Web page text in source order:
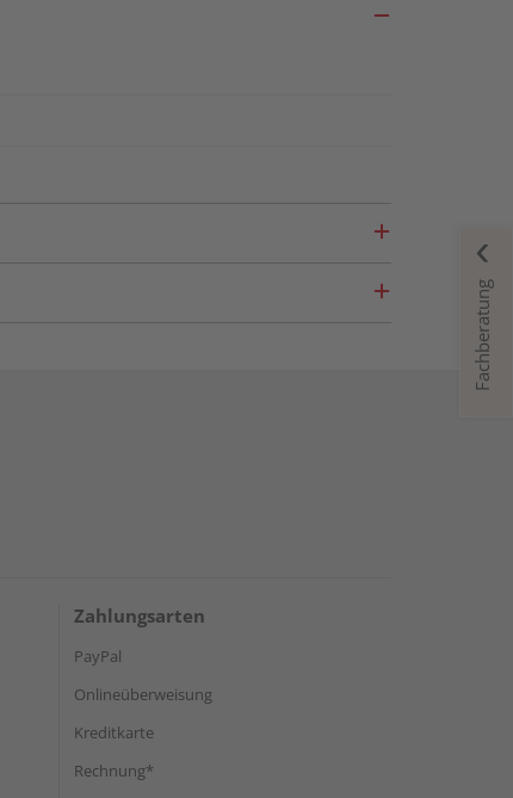
Fachberatung
Zahlungsarten
PayPal
Onlineüberweisung
Kreditkarte
Rechnung*